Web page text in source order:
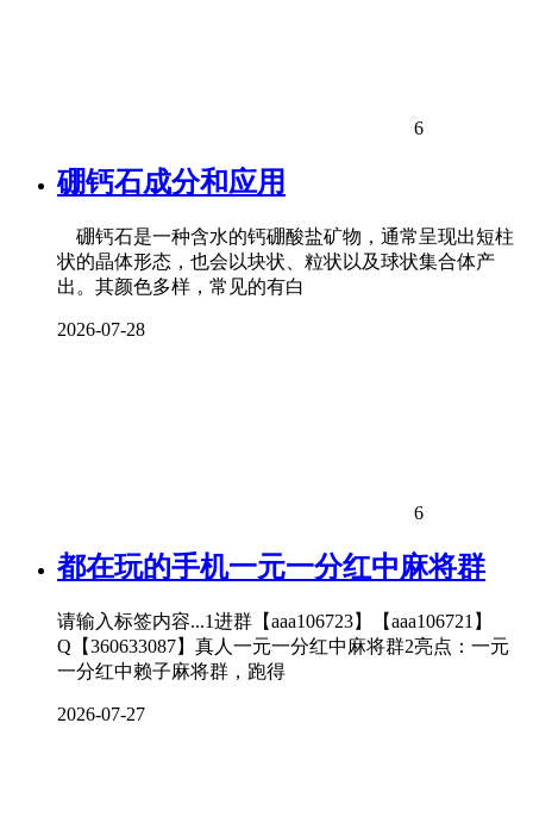
6
硼钙石成分和应用
硼钙石是一种含水的钙硼酸盐矿物，通常呈现出短柱
状的晶体形态，也会以块状、粒状以及球状集合体产
出。其颜色多样，常见的有白
2026-07-28
6
都在玩的手机一元一分红中麻将群
请输入标签内容...1进群【aaa106723】【aaa106721】
Q【360633087】真人一元一分红中麻将群2亮点：一元
一分红中赖子麻将群，跑得
2026-07-27